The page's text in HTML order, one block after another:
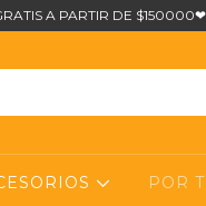
A PARTIR DE $150000❤
POR